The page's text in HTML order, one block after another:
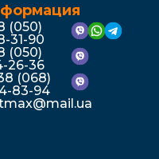
(050)
31-90
(050)
26-36
(068)
83-94